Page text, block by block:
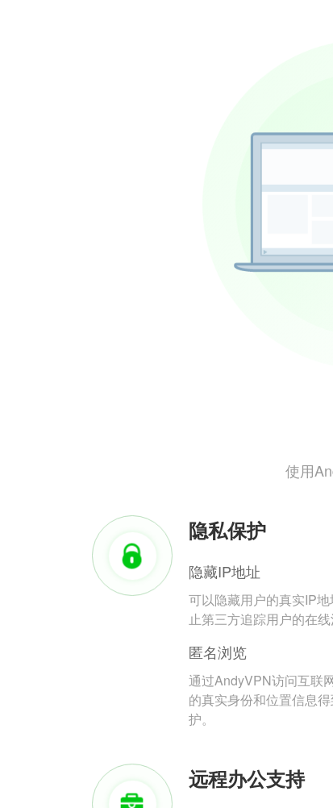
使用
隐私保护
隐藏IP地址
可以隐藏用户的真实IP
止第三方追踪用户的在线
匿名浏览
通过AndyVPN访问互联
的真实身份和位置信息
护。
远程办公支持